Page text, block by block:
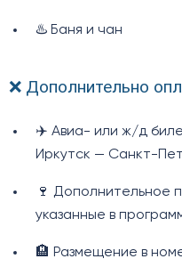
♨️ Баня и чан
❌ Дополнительно
✈️ Авиа- или ж/д
Иркутск — Санкт-
🍷 Дополнительное
указанные в
🏨 Размещение в